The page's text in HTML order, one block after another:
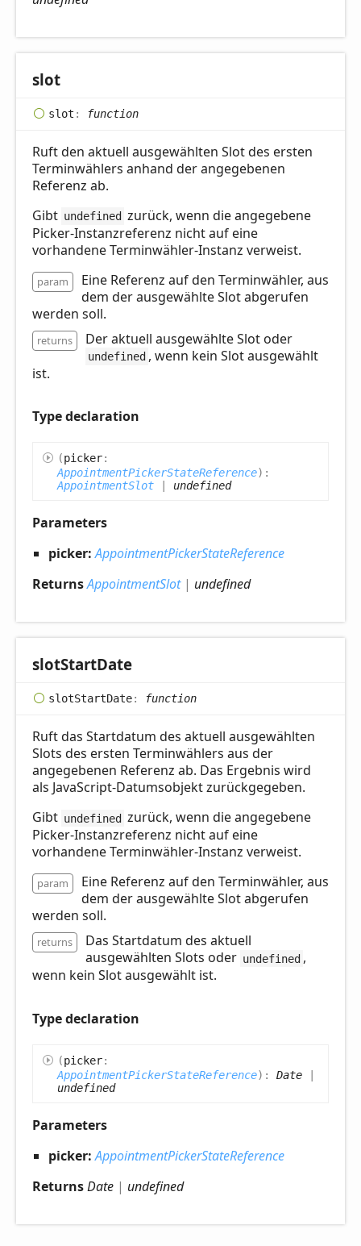
slot
slot : function
Ruft den aktuell ausgewählten Slot des ersten
Terminwählers anhand der angegebenen
Referenz ab.
Gibt undefined zurück, wenn die angegebene
Picker-Instanzreferenz nicht auf eine
vorhandene Terminwähler-Instanz verweist.
param
Eine Referenz auf den Terminwähler, aus
dem der ausgewählte Slot abgerufen
werden soll.
returns Der aktuell ausgewählte Slot oder
undefined , wenn kein Slot ausgewählt
ist.
Type declaration
(picker:
AppointmentPickerStateReference) :
AppointmentSlot
undefined
Parameters
picker:AppointmentPickerStateReference
ReturnsAppointmentSlot | undefined
slotStartDate
slotStartDate: function
Ruft das Startdatum des aktuell ausgewählten
Slots des ersten Terminwählers aus der
angegebenen Referenz ab. Das Ergebnis wird
als JavaScript-Datumsobjekt zurückgegeben.
Gibt undefined zurück, wenn die angegebene
Picker-Instanzreferenz nicht auf eine
vorhandene Terminwähler-Instanz verweist.
param
Eine Referenz auf den Terminwähler, aus
dem der ausgewählte Slot abgerufen
werden soll.
returns
Das Startdatum des aktuell
ausgewählten Slots oder undefined ,
wenn kein Slot ausgewählt ist.
Type declaration
(picker:
AppointmentPickerStateReference) : Date
undefined
Parameters
picker:AppointmentPickerStateReference
ReturnsDate | undefined